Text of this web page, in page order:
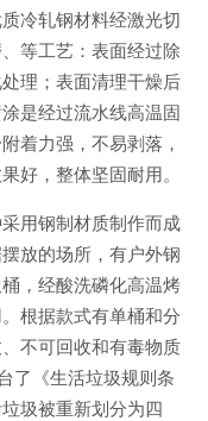
冷轧钢材料经激光切
等工艺：表面经过除
理；表面清理干燥后
是经过流水线高温固
着力强，不易剥落，
好，整体坚固耐用。
用钢制材质制作而成
放的场所，有户外钢
，经酸洗磷化高温烤
根据款式有单桶和分
不可回收和有毒物质
了《生活垃圾规则条
圾被重新划分为四